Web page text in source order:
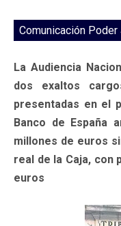
Comunicación
La Audiencia
dos exaltos
presentadas en el
Banco de España
millones de euros
real de la Caja, con
euros